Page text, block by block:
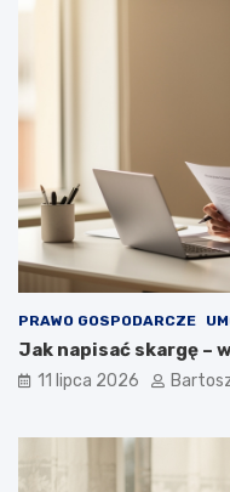
PRAWO GOSPODARCZE
Jak napisać skargę –
11 lipca 2026